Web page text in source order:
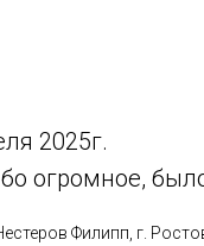
2025г.
огромное,
Филипп, г.